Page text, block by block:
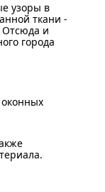
узоры в
ткани -
Отсюда и
города